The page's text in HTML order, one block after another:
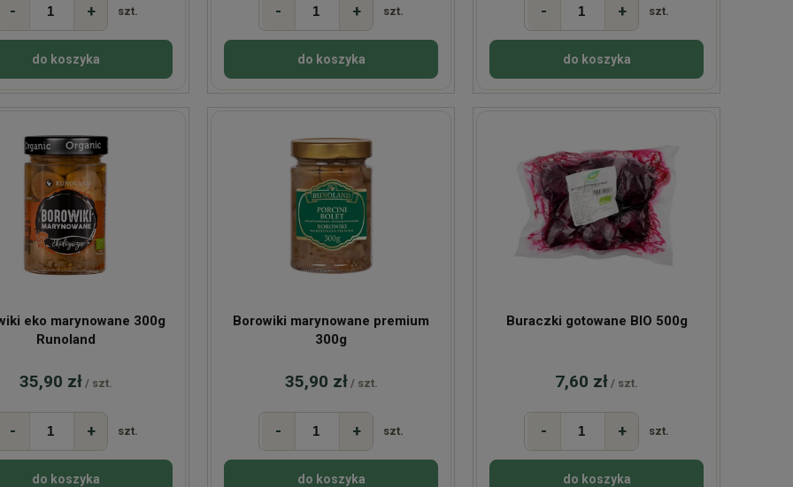
- + szt.
do koszyka
- + szt.
do koszyka
- + szt.
do koszyka
eko marynowane 300g
Runoland
35,90 zł / szt.
- + szt.
do koszyka
Borowiki marynowane premium
300g
35,90 zł / szt.
- + szt.
do koszyka
Buraczki gotowane BIO 500g
7,60 zł / szt.
- + szt.
do koszyka